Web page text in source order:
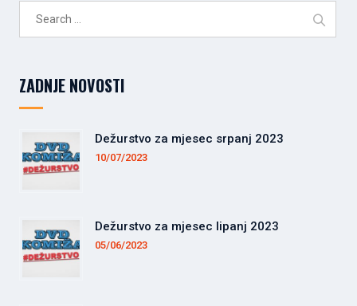
ZADNJE NOVOSTI
Dežurstvo za mjesec srpanj 2023
10/07/2023
Dežurstvo za mjesec lipanj 2023
05/06/2023